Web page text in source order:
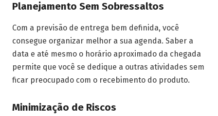
Planejamento Sem Sobressaltos
Com a previsão de entrega bem definida, você
consegue organizar melhor a sua agenda. Saber a
data e até mesmo o horário aproximado da chegada
permite que você se dedique a outras atividades sem
ficar preocupado com o recebimento do produto.
Minimização de Riscos